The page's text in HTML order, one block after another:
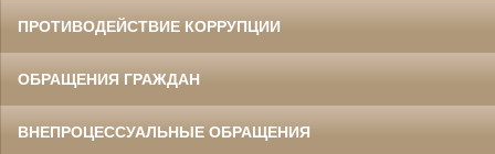
ПРОТИВОДЕЙСТВИЕ КОРРУПЦИИ
ОБРАЩЕНИЯ ГРАЖДАН
ВНЕПРОЦЕССУАЛЬНЫЕ ОБРАЩЕНИЯ